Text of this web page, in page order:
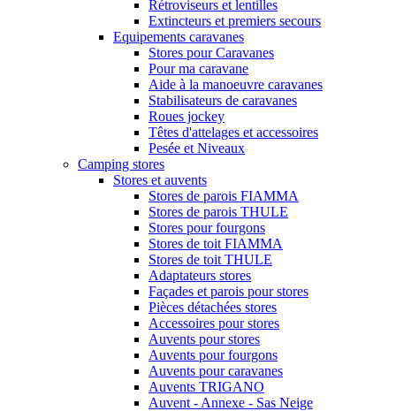
Rétroviseurs et lentilles
Extincteurs et premiers secours
Equipements caravanes
Stores pour Caravanes
Pour ma caravane
Aide à la manoeuvre caravanes
Stabilisateurs de caravanes
Roues jockey
Têtes d'attelages et accessoires
Pesée et Niveaux
Camping stores
Stores et auvents
Stores de parois FIAMMA
Stores de parois THULE
Stores pour fourgons
Stores de toit FIAMMA
Stores de toit THULE
Adaptateurs stores
Façades et parois pour stores
Pièces détachées stores
Accessoires pour stores
Auvents pour stores
Auvents pour fourgons
Auvents pour caravanes
Auvents TRIGANO
Auvent - Annexe - Sas Neige